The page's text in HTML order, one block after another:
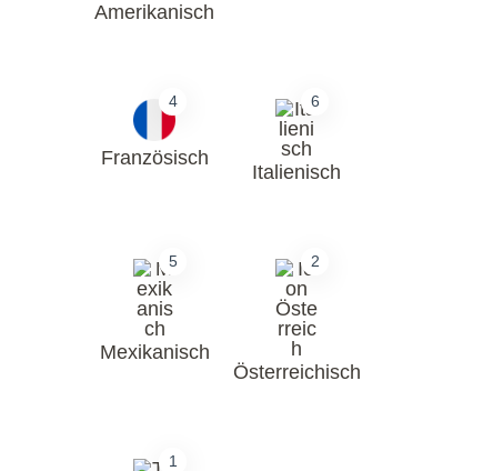
Amerikanisch
4
Französisch
6
Italienisch
5
Mexikanisch
2
Österreichisch
1